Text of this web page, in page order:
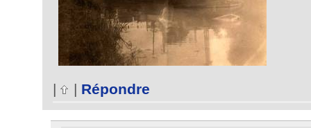
| | Répondre